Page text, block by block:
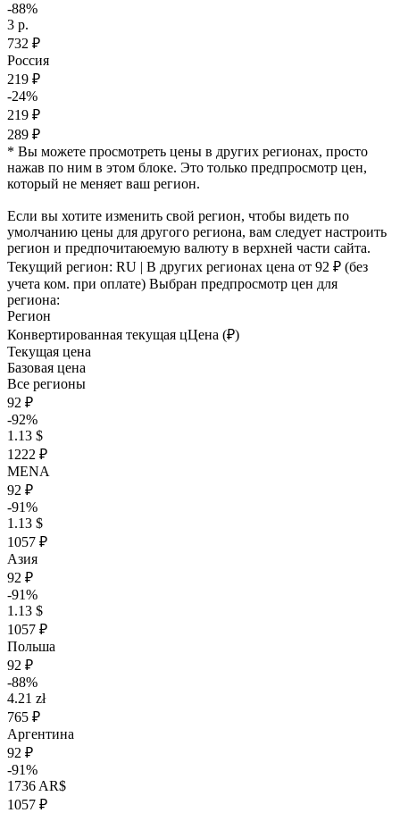
-88%
3 р.
732 ₽
Россия
219 ₽
-24%
219 ₽
289 ₽
* Вы можете просмотреть цены в других регионах, просто
нажав по ним в этом блоке. Это только предпросмотр цен,
который не меняет ваш регион.
Если вы хотите изменить свой регион, чтобы видеть по
умолчанию цены для другого региона, вам следует настроить
регион и предпочитаюемую валюту в верхней части сайта.
Текущий регион: RU | В других регионах цена от 92 ₽ (без
учета ком. при оплате) Выбран предпросмотр цен для
региона:
Регион
Конвертированная текущая цЦена (₽)
Текущая цена
Базовая цена
Все регионы
92 ₽
-92%
1.13 $
1222 ₽
MENA
92 ₽
-91%
1.13 $
1057 ₽
Азия
92 ₽
-91%
1.13 $
1057 ₽
Польша
92 ₽
-88%
4.21 zł
765 ₽
Аргентина
92 ₽
-91%
1736 AR$
1057 ₽